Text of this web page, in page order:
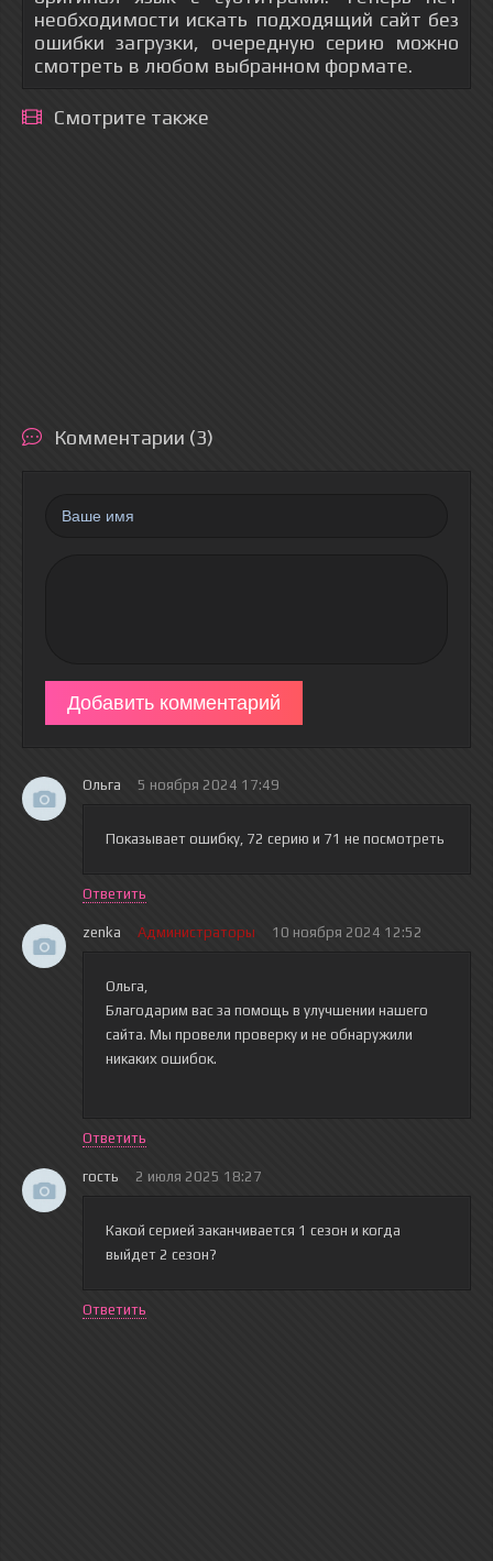
необходимости искать подходящий сайт без
ошибки загрузки, очередную серию можно
смотреть в любом выбранном формате.
Смотрите также
Комментарии (3)
Добавить комментарий
Ольга 5 ноября 2024 17:49
Показывает ошибку, 72 серию и 71 не посмотреть
Ответить
zenka Администраторы 10 ноября 2024 12:52
Ольга,
Благодарим вас за помощь в улучшении нашего
сайта. Мы провели проверку и не обнаружили
никаких ошибок.
Ответить
гость 2 июля 2025 18:27
Какой серией заканчивается 1 сезон и когда
выйдет 2 сезон?
Ответить